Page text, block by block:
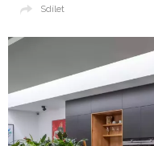
Sdílet